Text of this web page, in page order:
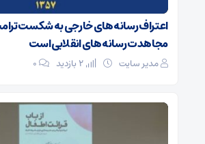
اعتراف رسانه‌های خارجی به شکست
مجاهدت رسانه‌های انقلابی است
مدیر سایت ۰